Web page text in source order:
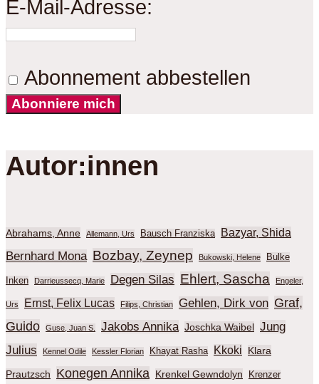
E-Mail-Adresse:
Abonnement abbestellen
Abonniere mich
Autor:innen
Abrahams, Anne Allemann, Urs Bausch Franziska Bazyar, Shida
Bernhard Mona Bozbay, Zeynep Bukowski, Helene Bulke
Inken Darrieussecq, Marie Degen Silas Ehlert, Sascha Engeler,
Urs Ernst, Felix Lucas Filips, Christian Gehlen, Dirk von Graf,
Guido
Guse, Juan S. Jakobs Annika Joschka Waibel Jung
Julius
Kennel Odile Kessler Florian Khayat Rasha Kkoki Klara
Prautzsch Konegen Annika Krenkel Gewndolyn Krenzer